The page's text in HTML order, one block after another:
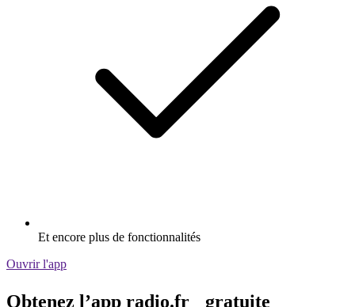
Et encore plus de fonctionnalités
Ouvrir l'app
Obtenez l’app radio.fr gratuite